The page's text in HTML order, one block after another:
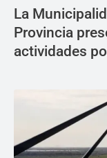
La
Provincia
actividades